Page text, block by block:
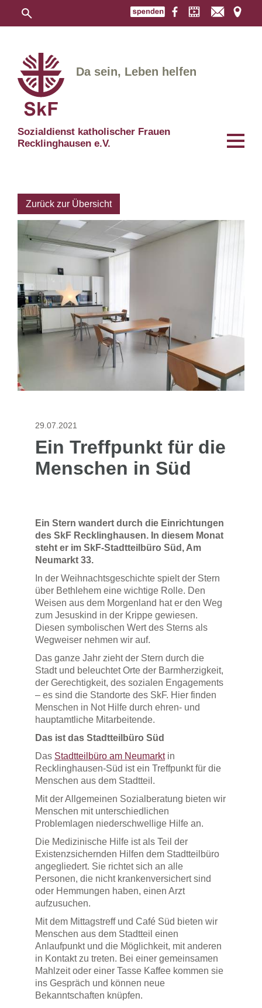
Sozialdienst katholischer Frauen
Recklinghausen e.V.
Da sein, Leben helfen
Zurück zur Übersicht
29.07.2021
Ein Treffpunkt für die
Menschen in Süd
Ein Stern wandert durch die Einrichtungen
des SkF Recklinghausen. In diesem Monat
steht er im SkF-Stadtteilbüro Süd, Am
Neumarkt 33.
In der Weihnachtsgeschichte spielt der Stern
über Bethlehem eine wichtige Rolle. Den
Weisen aus dem Morgenland hat er den Weg
zum Jesuskind in der Krippe gewiesen.
Diesen symbolischen Wert des Sterns als
Wegweiser nehmen wir auf.
Das ganze Jahr zieht der Stern durch die
Stadt und beleuchtet Orte der Barmherzigkeit,
der Gerechtigkeit, des sozialen Engagements
– es sind die Standorte des SkF. Hier finden
Menschen in Not Hilfe durch ehren- und
hauptamtliche Mitarbeitende.
Das ist das Stadtteilbüro Süd
Das Stadtteilbüro am Neumarktin
Recklinghausen-Süd ist ein Treffpunkt für die
Menschen aus dem Stadtteil.
Mit der Allgemeinen Sozialberatung bieten wir
Menschen mit unterschiedlichen
Problemlagen niederschwellige Hilfe an.
Die Medizinische Hilfe ist als Teil der
Existenzsichernden Hilfen dem Stadtteilbüro
angegliedert. Sie richtet sich an alle
Personen, die nicht krankenversichert sind
oder Hemmungen haben, einen Arzt
aufzusuchen.
Mit dem Mittagstreff und Café Süd bieten wir
Menschen aus dem Stadtteil einen
Anlaufpunkt und die Möglichkeit, mit anderen
in Kontakt zu treten. Bei einer gemeinsamen
Mahlzeit oder einer Tasse Kaffee kommen sie
ins Gespräch und können neue
Bekanntschaften knüpfen.